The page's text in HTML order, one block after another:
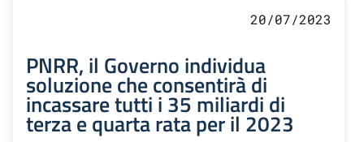
20/07/2023
PNRR, il Governo individua
soluzione che consentirà di
incassare tutti i 35 miliardi di
terza e quarta rata per il 2023